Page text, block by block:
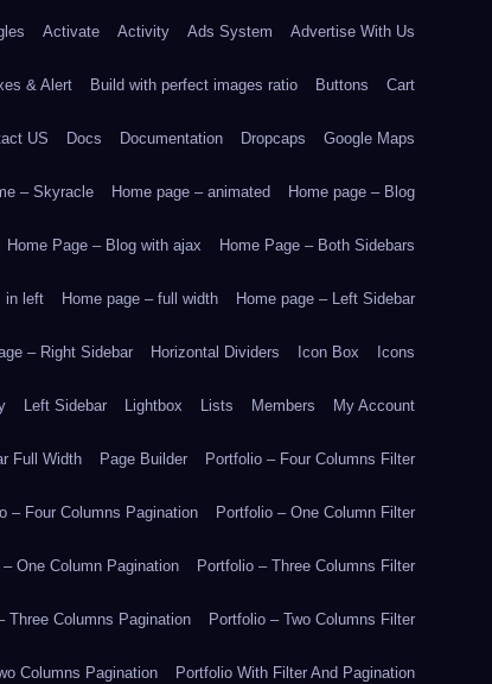
Activate Activity Ads System Advertise With Us
& Alert Build with perfect images ratio Buttons Cart
US Docs Documentation Dropcaps Google Maps
– Skyracle Home page – animated Home page – Blog
Home Page – Blog with ajax Home Page – Both Sidebars
in left Home page – full width Home page – Left Sidebar
– Right Sidebar Horizontal Dividers Icon Box Icons
Left Sidebar Lightbox Lists Members My Account
Full Width Page Builder Portfolio – Four Columns Filter
– Four Columns Pagination Portfolio – One Column Filter
– One Column Pagination Portfolio – Three Columns Filter
Three Columns Pagination Portfolio – Two Columns Filter
Columns Pagination Portfolio With Filter And Pagination